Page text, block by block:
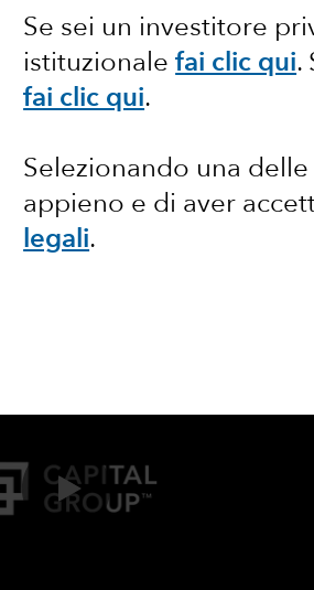
Se sei un investitore
istituzionale fai clic qui.
fai clic qui.
Selezionando una
appieno e di aver
legali.
SCARICA L'INFOGRAFICA